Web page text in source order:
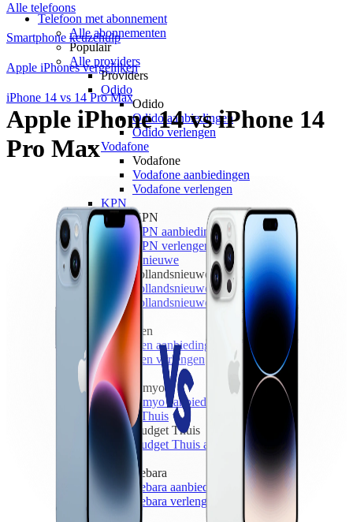
Telefoon met abonnement
Alle abonnementen
Populair
Alle providers
Providers
Odido
Odido
Odido aanbiedingen
Odido verlengen
Vodafone
Vodafone
Vodafone aanbiedingen
Vodafone verlengen
KPN
KPN
KPN aanbiedingen
KPN verlengen
hollandsnieuwe
hollandsnieuwe
hollandsnieuwe aanbiedingen
hollandsnieuwe verlengen
Ben
Ben
Ben aanbiedingen
Ben verlengen
Simyo
Simyo aanbiedingen
Budget Thuis
Budget Thuis
Budget Thuis aanbiedingen
Lebara
Lebara aanbiedingen
Lebara verlengen
Alle telefoons
Smartphone keuzehulp
Apple iPhones vergelijken
iPhone 14 vs 14 Pro Max
Apple iPhone 14 vs iPhone 14
Pro Max